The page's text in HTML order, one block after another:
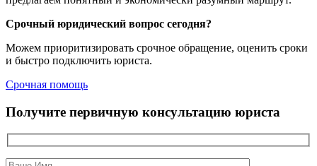
Срочный юридический вопрос сегодня?
Можем приоритизировать срочное обращение, оценить сроки
и быстро подключить юриста.
Срочная помощь
Получите первичную консультацию юриста